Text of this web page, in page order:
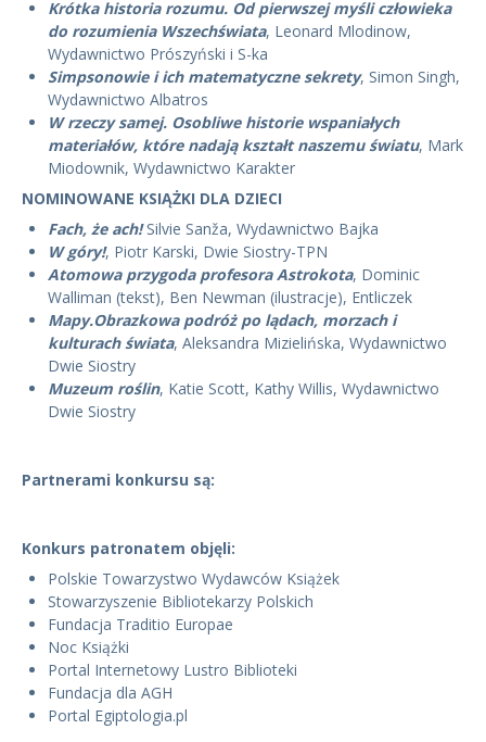
Krótka historia rozumu. Od pierwszej myśli człowieka
do rozumienia Wszechświata, Leonard Mlodinow,
Wydawnictwo Prószyński i S-ka
Simpsonowie i ich matematyczne sekrety, Simon Singh,
Wydawnictwo Albatros
W rzeczy samej. Osobliwe historie wspaniałych
materiałów, które nadają kształt naszemu światu, Mark
Miodownik, Wydawnictwo Karakter
NOMINOWANE KSIĄŻKI DLA DZIECI
Fach, że ach!Silvie Sanža, Wydawnictwo Bajka
W góry!, Piotr Karski, Dwie Siostry-TPN
Atomowa przygoda profesora Astrokota, Dominic
Walliman (tekst), Ben Newman (ilustracje), Entliczek
Mapy.Obrazkowa podróż po lądach, morzach i
kulturach świata, Aleksandra Mizielińska, Wydawnictwo
Dwie Siostry
Muzeum roślin, Katie Scott, Kathy Willis, Wydawnictwo
Dwie Siostry
Partnerami konkursu są:
Konkurs patronatem objęli:
Polskie Towarzystwo Wydawców Książek
Stowarzyszenie Bibliotekarzy Polskich
Fundacja Traditio Europae
Noc Książki
Portal Internetowy Lustro Biblioteki
Fundacja dla AGH
Portal Egiptologia.pl